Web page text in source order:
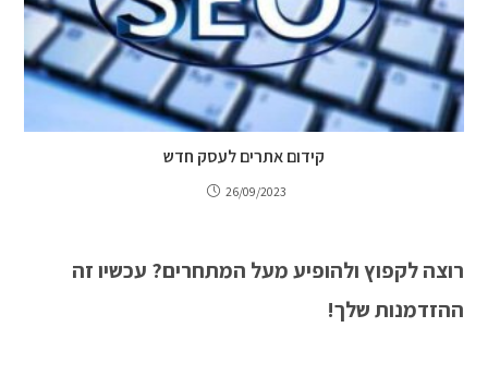
קידום אתרים לעסק חדש
26/09/2023
רוצה לקפוץ ולהופיע מעל המתחרים? עכשיו זה
ההזדמנות שלך!